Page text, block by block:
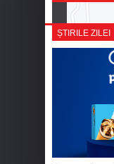
ȘTIRILE ZILEI